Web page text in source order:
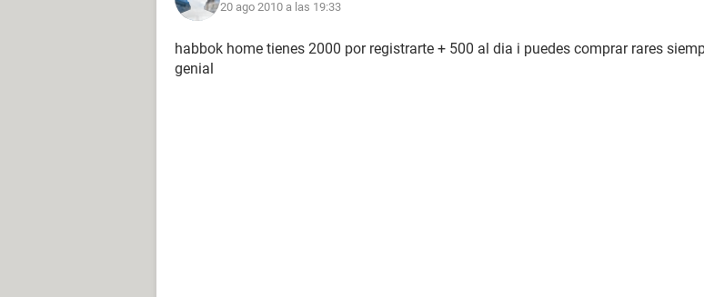
20 ago 2010 a las 19:33
habbok home tienes 2000 por registrarte + 500 al dia i puedes comprar rares
genial